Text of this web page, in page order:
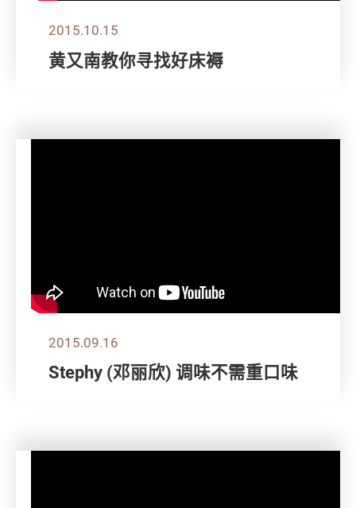
2015.10.15
黄又南教你寻找好床褥
2015.09.16
Stephy (邓丽欣) 调味不需重口味